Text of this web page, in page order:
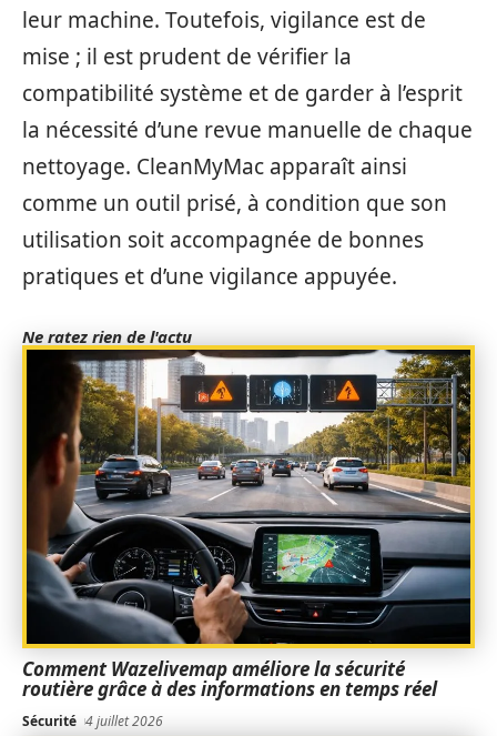
leur machine. Toutefois, vigilance est de
mise ; il est prudent de vérifier la
compatibilité système et de garder à l’esprit
la nécessité d’une revue manuelle de chaque
nettoyage. CleanMyMac apparaît ainsi
comme un outil prisé, à condition que son
utilisation soit accompagnée de bonnes
pratiques et d’une vigilance appuyée.
Ne ratez rien de l'actu
Comment Wazelivemap améliore la sécurité
routière grâce à des informations en temps réel
Sécurité 4 juillet 2026